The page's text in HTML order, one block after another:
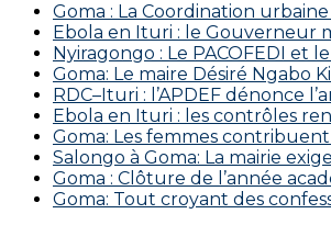
Goma : La Coordination
Ebola en Ituri : le Gouverneur
‎Nyiragongo : Le PACOFEDI et
Goma: Le maire Désiré Ngabo
RDC–Ituri : l’APDEF dénonce
Ebola en Ituri : les contrôles
Goma: Les femmes
Salongo à Goma: La mairie
Goma : Clôture de l’année
Goma: Tout croyant des